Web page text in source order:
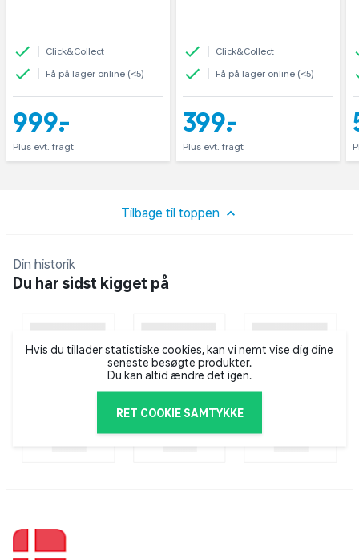
Click&Collect
Få på lager online (<5)
999,-
Plus evt. fragt
Click&Collect
Få på lager online (<5)
399,-
Plus evt. fragt
Tilbage til toppen
Din historik
Du har sidst kigget på
Hvis du tillader statistiske cookies, kan vi nemt vise dig dine
seneste besøgte produkter.
Du kan altid ændre det igen.
RET COOKIE SAMTYKKE